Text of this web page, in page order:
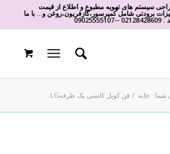
سیستم های تهویه مطبوع و اطلاع از قیمت
برودتی شامل کمپرسور،گازفریون،روغن و... با ما
:
02128428609
-
-
09025555107
شما: خانه / فن کویل کاستی یک طرفهLG